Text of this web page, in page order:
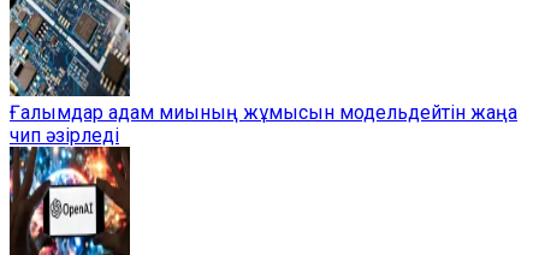
Ғалымдар адам миының жұмысын модельдейтін жаңа
чип әзірледі